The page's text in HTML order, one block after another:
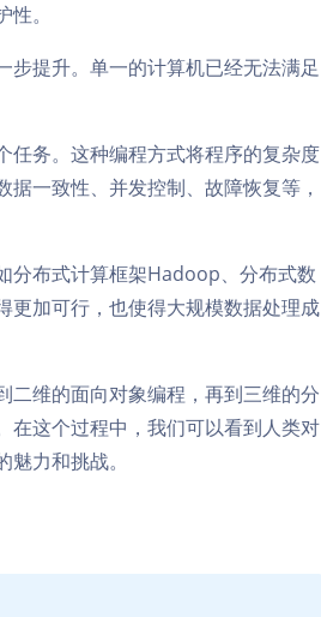
。
提升。单一的计算机已经无法满足
任务。这种编程方式将程序的复杂度
一致性、并发控制、故障恢复等，
分布式计算框架Hadoop、分布式数
更加可行，也使得大规模数据处理成
二维的面向对象编程，再到三维的分
在这个过程中，我们可以看到人类对
力和挑战。